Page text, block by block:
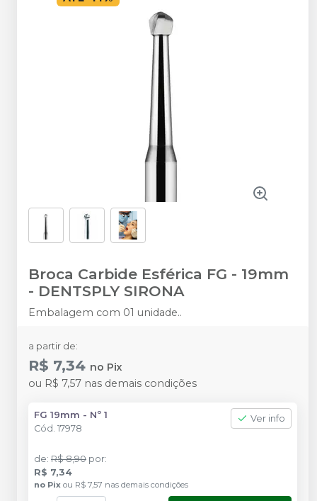
Broca Carbide Esférica FG - 19mm
- DENTSPLY SIRONA
Embalagem com 01 unidade..
a partir de:
R$ 7,34 no Pix
ou R$ 7,57 nas demais condições
FG 19mm - Nº 1
Cód. 17978
Ver info
de: R$ 8,90 por:
R$ 7,34
no Pix ou R$ 7,57 nas demais condições